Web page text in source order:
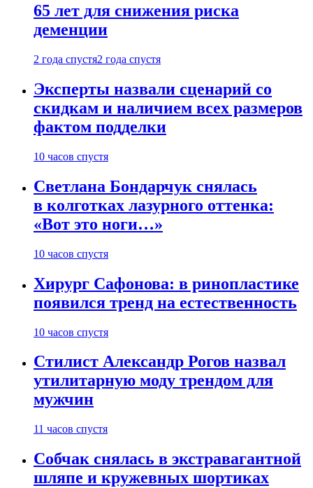
65 лет для снижения риска
деменции
2 года спустя2 года спустя
Эксперты назвали сценарий со
скидкам и наличием всех размеров
фактом подделки
10 часов спустя
Светлана Бондарчук снялась
в колготках лазурного оттенка:
«Вот это ноги…»
10 часов спустя
Хирург Сафонова: в ринопластике
появился тренд на естественность
10 часов спустя
Стилист Александр Рогов назвал
утилитарную моду трендом для
мужчин
11 часов спустя
Собчак снялась в экстравагантной
шляпе и кружевных шортиках